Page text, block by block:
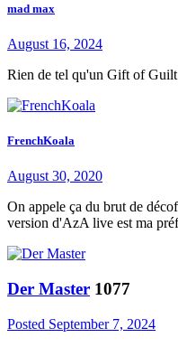
mad max
August 16, 2024
Rien de tel qu'un Gift of
FrenchKoala
August 30, 2020
On appele ça du brut de
version d'AzA live est ma
Der Master 1077
Posted September 7, 2024